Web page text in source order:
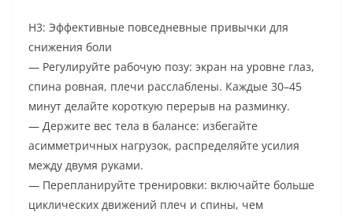
H3: Эффективные повседневные привычки для
снижения боли
— Регулируйте рабочую позу: экран на уровне глаз,
спина ровная, плечи расслаблены. Каждые 30–45
минут делайте короткую перерыв на разминку.
— Держите вес тела в балансе: избегайте
асимметричных нагрузок, распределяйте усилия
между двумя руками.
— Перепланируйте тренировки: включайте больше
циклических движений плеч и спины, чем